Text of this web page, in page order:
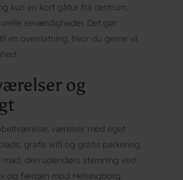
kun en kort gåtur fra centrum,
seværdigheder. Det gør
en overnatning, hvor du gerne vil
og
værelser med eget
gratis wifi og gratis parkering.
den udendørs stemning ved
og færgen mod Helsingborg.